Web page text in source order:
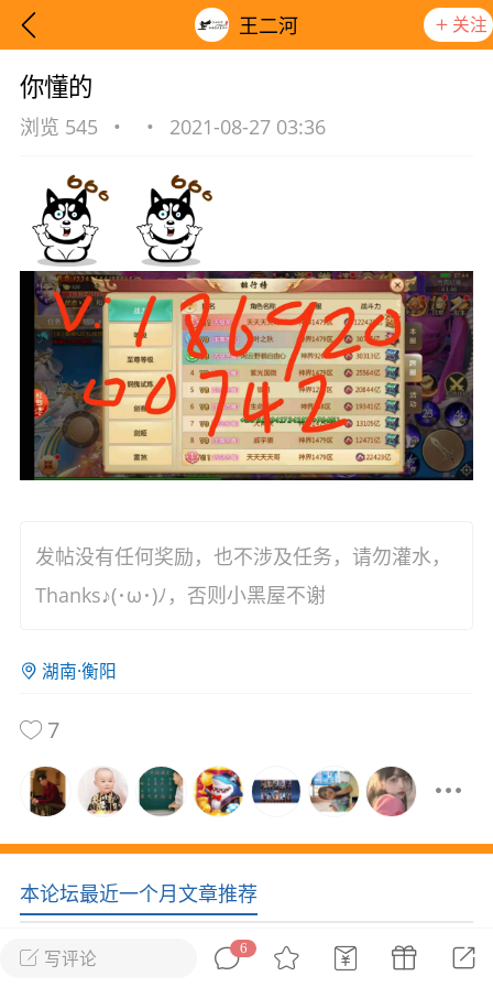
王二河 关注
提示 想要更快入门社区，请阅读【新手宝典】
新手宝典
社区入门必看指南
0.1折手游
多款游戏任君畅玩
大千世界
每分钟在线0，今日新注册 0，孵蛋1 ，总用户数 1947597
03-06 11:18 广东·深圳 官方社区活动
【周末了，还不来新服冲榜吗？】送现
金大奖、实物奖励，各种福利拿到手软！
写评论 6
你懂的
浏览 545 • • 2021-08-27 03:36
发帖没有任何奖励，也不涉及任务，请勿灌水，
Thanks♪(･ω･)ﾉ，否则小黑屋不谢
湖南·衡阳
7
本论坛最近一个月文章推荐